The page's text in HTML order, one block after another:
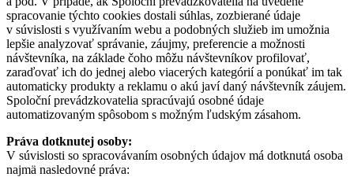
spracovanie týchto cookies dostali súhlas, zozbierané údaje
v súvislosti s využívaním webu a podobných služieb im umožnia
lepšie analyzovať správanie, záujmy, preferencie a možnosti
návštevníka, na základe čoho môžu návštevníkov profilovať,
zaraďovať ich do jednej alebo viacerých kategórií a ponúkať im tak
automaticky produkty a reklamu o akú javí daný návštevník záujem.
Spoloční prevádzkovatelia spracúvajú osobné údaje
automatizovaným spôsobom s možným ľudským zásahom.
Práva dotknutej osoby:
V súvislosti so spracovávaním osobných údajov má dotknutá osoba
najmä nasledovné práva: